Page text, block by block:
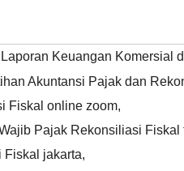
Keuangan Komersial
Akuntansi Pajak dan
Fiskal online zoom,
Pajak Rekonsiliasi Fiskal
Fiskal jakarta,